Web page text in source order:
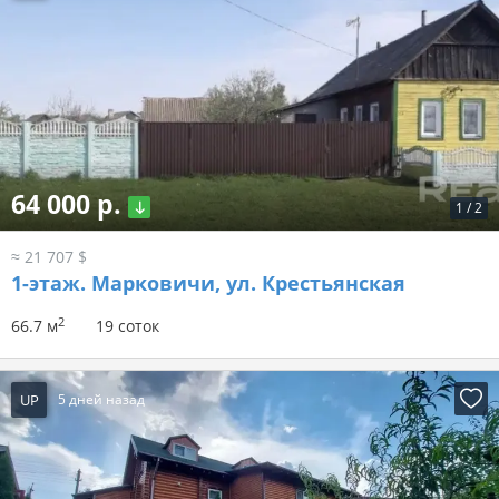
1 /2
64 000 р.
≈ 21 707 $
1-этаж. Марковичи, ул. Крестьянская
66.7 м2 19 соток
UP 5 дней назад